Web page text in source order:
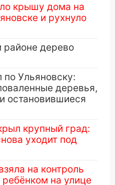
крышу дома на
и рухнуло
дерево
по Ульяновску:
деревья,
остановившиеся
крупный град:
уходит под
на контроль
на улице